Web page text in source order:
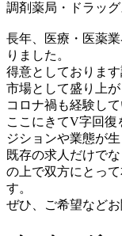
調剤薬局・ドラッ
長年、医療・医薬
りました。
得意としておりま
市場として盛り上
コロナ禍も経験して
ここにきてV字回復
ジションや業態が
既存の求人だけで
の上で双方にとっ
す。
ぜひ、ご希望などお